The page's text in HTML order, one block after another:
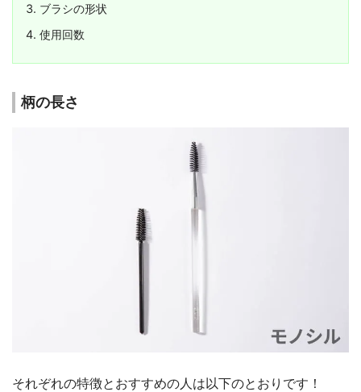
ブラシの形状
使用回数
柄の長さ
それぞれの特徴とおすすめの人は以下のとおりです！